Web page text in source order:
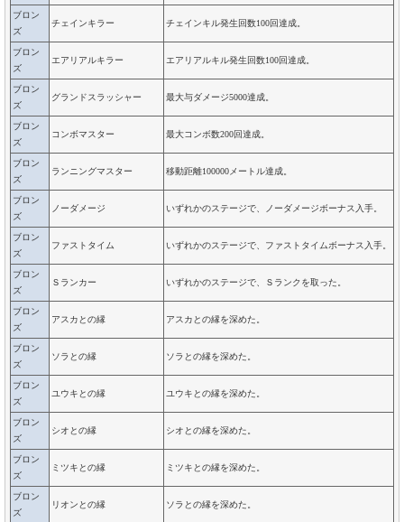
ブロン
ズ
チェインキラー チェインキル発生回数100回達成。
ブロン
ズ
エアリアルキラー エアリアルキル発生回数100回達成。
ブロン
ズ
グランドスラッシャー 最大与ダメージ5000達成。
ブロン
ズ
コンボマスター 最大コンボ数200回達成。
ブロン
ズ
ランニングマスター 移動距離100000メートル達成。
ブロン
ズ
ノーダメージ いずれかのステージで、ノーダメージボーナス入手。
ブロン
ズ
ファストタイム いずれかのステージで、ファストタイムボーナス入手。
ブロン
ズ
Ｓランカー いずれかのステージで、Ｓランクを取った。
ブロン
ズ
アスカとの縁 アスカとの縁を深めた。
ブロン
ズ
ソラとの縁 ソラとの縁を深めた。
ブロン
ズ
ユウキとの縁 ユウキとの縁を深めた。
ブロン
ズ
シオとの縁 シオとの縁を深めた。
ブロン
ズ
ミツキとの縁 ミツキとの縁を深めた。
ブロン
ズ
リオンとの縁 ソラとの縁を深めた。